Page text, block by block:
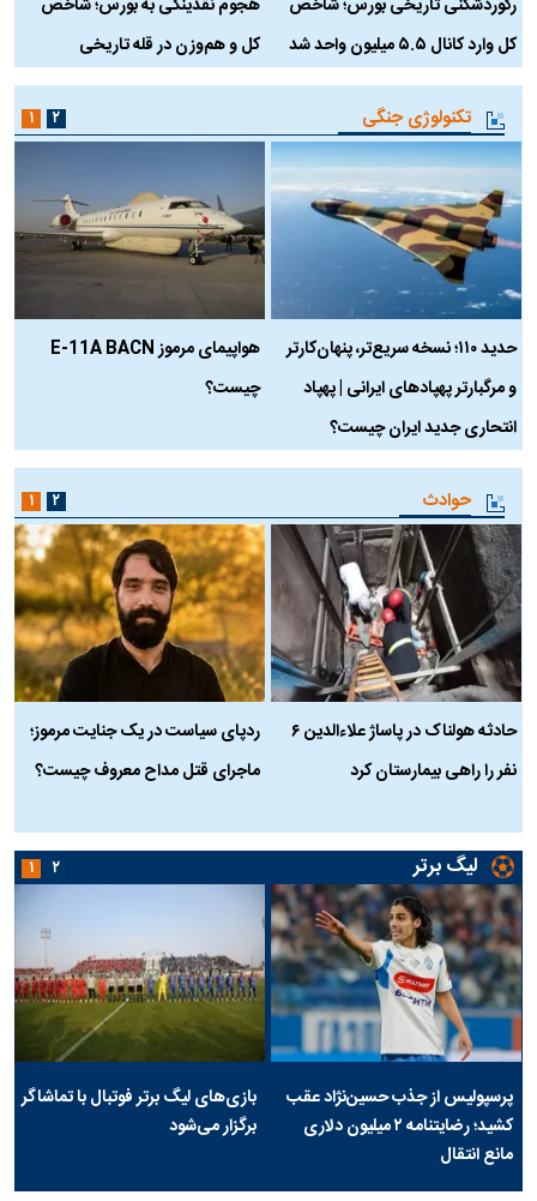
کل وارد کانال ۵.۵ میلیون واحد شد
کل و هم‌وزن در قله تاریخی
تکنولوژی جنگی
حدید ۱۱۰؛ نسخه سریع‌تر، پنهان‌کارتر
و مرگبارتر پهپادهای ایرانی | پهپاد
انتحاری جدید ایران چیست؟
هواپیمای مرموز E-11A BACN
چیست؟
۱ ۲
حوادث
حادثه هولناک در پاساژ علاءالدین ۶
نفر را راهی بیمارستان کرد
ردپای سیاست در یک جنایت مرموز؛
ماجرای قتل مداح معروف چیست؟
۱ ۲
لیگ برتر
پرسپولیس از جذب حسین‌نژاد عقب
کشید؛ رضایتنامه ۲ میلیون دلاری
مانع انتقال
بازی‌های لیگ برتر فوتبال با تماشاگر
برگزار می‌شود
۱ ۲